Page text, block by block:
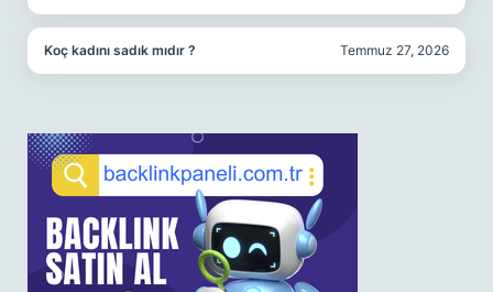
Koç kadını sadık mıdır ? Temmuz 27, 2026